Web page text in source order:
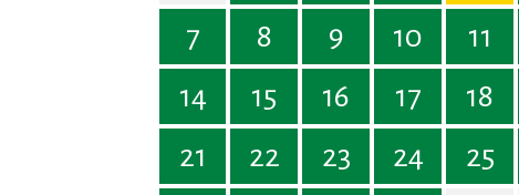
7
8 9 10 11
14
15 16 17 18
21
22 23 24 25